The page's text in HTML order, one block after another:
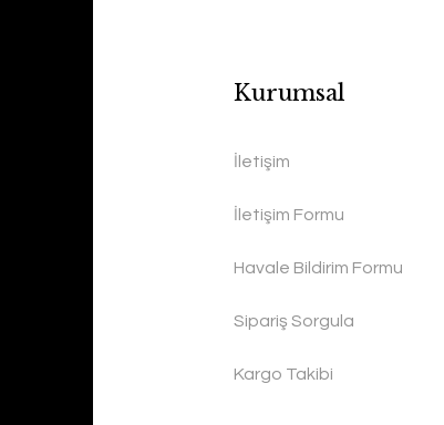
Kurumsal
İletişim
İletişim Formu
Havale Bildirim Formu
Sipariş Sorgula
Kargo Takibi